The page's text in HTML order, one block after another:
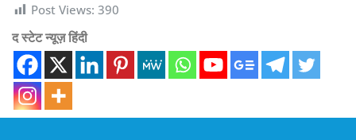
Post Views: 390
द स्टेट न्यूज़ हिंदी